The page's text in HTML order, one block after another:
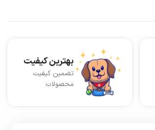
بهترین کیفیت
تضمین کیفیت
محصولات